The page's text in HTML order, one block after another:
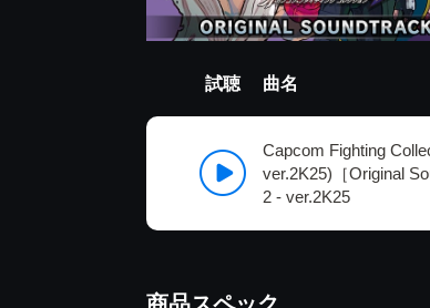
試聴 曲名
Capcom Fighting
ver.2K25)［Original
2 - ver.2K25